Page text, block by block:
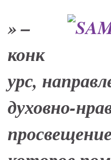
» –
конк
урс,
духовно-